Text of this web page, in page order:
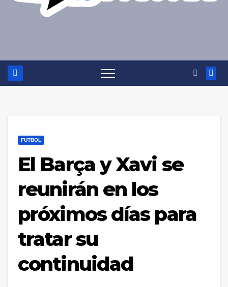
FUTBOL
El Barça y Xavi se
reunirán en los
próximos días para
tratar su
continuidad